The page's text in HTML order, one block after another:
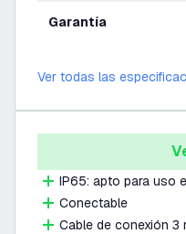
Garantía
Ver todas las
IP65: apto para uso
Conectable
Cable de conexión 3